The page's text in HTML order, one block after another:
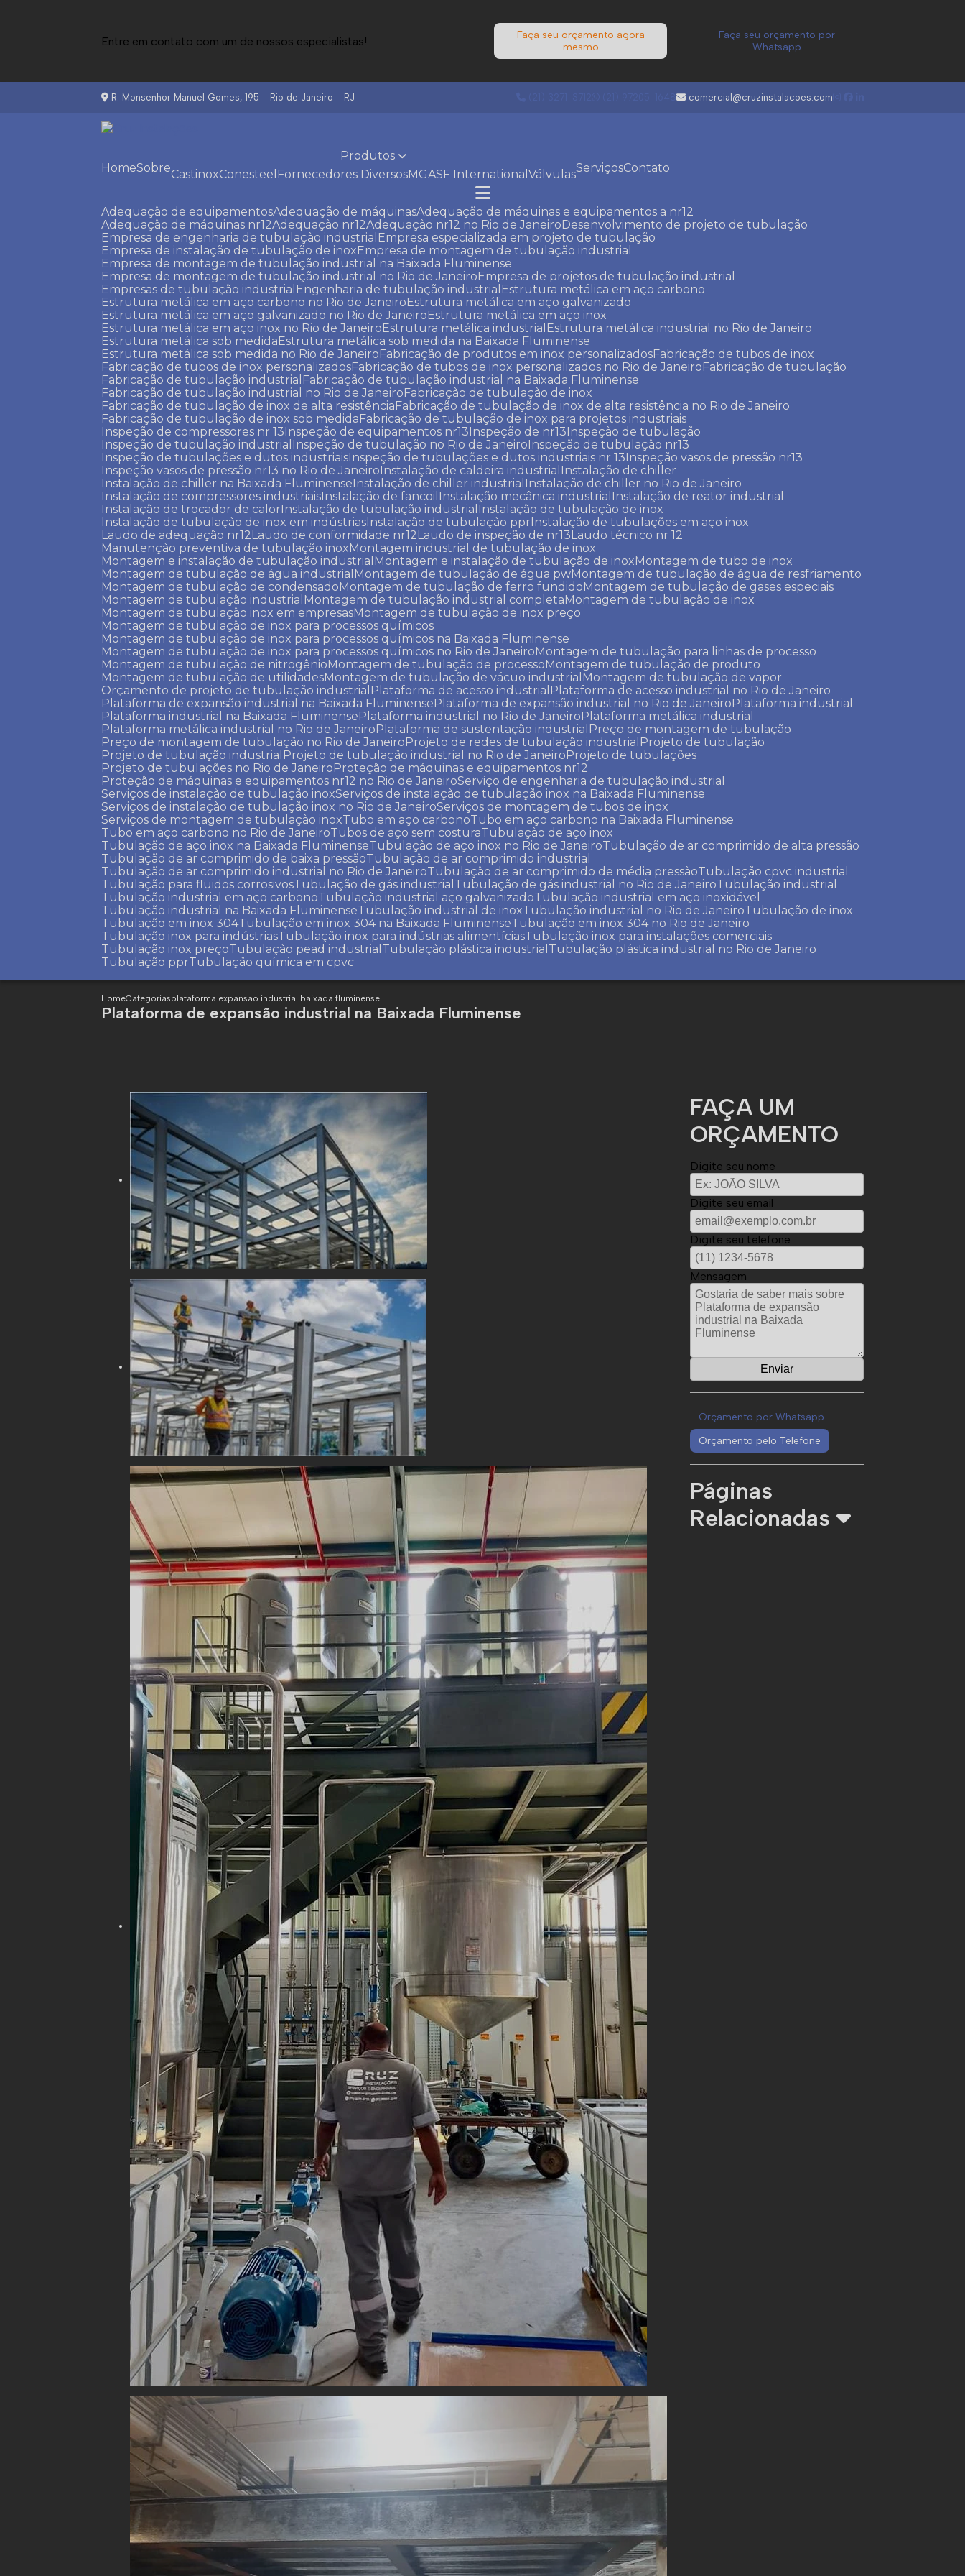
Entre em contato com um de nossos especialistas!
Faça seu orçamento agora
mesmo
Faça seu orçamento por
Whatsapp
R. Monsenhor Manuel Gomes, 195 - Rio de Janeiro - RJ comercial@cruzinstalacoes.com
Home Sobre
Produtos
Castinox
Conesteel Fornecedores Diversos MGA SF International Válvulas Serviços Contato
Adequação de equipamentos Adequação de máquinas Adequação de máquinas e equipamentos a nr12
Adequação de máquinas nr12 Adequação nr12 Adequação nr12 no Rio de Janeiro
Desenvolvimento de projeto de tubulação
Empresa de engenharia de tubulação industrial
Empresa especializada em projeto de tubulação
Empresa de instalação de tubulação de inox
Empresa de montagem de tubulação industrial
Empresa de montagem de tubulação industrial na Baixada Fluminense
Empresa de montagem de tubulação industrial no Rio de Janeiro
Empresa de projetos de tubulação industrial
Empresas de tubulação industrial
Engenharia de tubulação industrial
Estrutura metálica em aço carbono
Estrutura metálica em aço carbono no Rio de Janeiro
Estrutura metálica em aço galvanizado
Estrutura metálica em aço galvanizado no Rio de Janeiro
Estrutura metálica em aço inox
Estrutura metálica em aço inox no Rio de Janeiro
Estrutura metálica industrial
Estrutura metálica industrial no Rio de Janeiro
Estrutura metálica sob medida
Estrutura metálica sob medida na Baixada Fluminense
Estrutura metálica sob medida no Rio de Janeiro
Fabricação de produtos em inox personalizados Fabricação de tubos de inox
Fabricação de tubos de inox personalizados Fabricação de tubos de inox personalizados no Rio de Janeiro
Fabricação de tubulação
Fabricação de tubulação industrial
Fabricação de tubulação industrial na Baixada Fluminense
Fabricação de tubulação industrial no Rio de Janeiro
Fabricação de tubulação de inox
Fabricação de tubulação de inox de alta resistência
Fabricação de tubulação de inox de alta resistência no Rio de Janeiro
Fabricação de tubulação de inox sob medida
Fabricação de tubulação de inox para projetos industriais
Inspeção de compressores nr 13 Inspeção de equipamentos nr13 Inspeção de nr13 Inspeção de tubulação
Inspeção de tubulação industrial
Inspeção de tubulação no Rio de Janeiro Inspeção de tubulação nr13
Inspeção de tubulações e dutos industriais Inspeção de tubulações e dutos industriais nr 13 Inspeção vasos de pressão nr13
Inspeção vasos de pressão nr13 no Rio de Janeiro Instalação de caldeira industrial
Instalação de chiller
Instalação de chiller na Baixada Fluminense Instalação de chiller industrial
Instalação de chiller no Rio de Janeiro
Instalação de compressores industriais Instalação de fancoil Instalação mecânica industrial
Instalação de reator industrial
Instalação de trocador de calor Instalação de tubulação industrial
Instalação de tubulação de inox
Instalação de tubulação de inox em indústrias Instalação de tubulação ppr Instalação de tubulações em aço inox
Laudo de adequação nr12 Laudo de conformidade nr12 Laudo de inspeção de nr13 Laudo técnico nr 12
Manutenção preventiva de tubulação inox
Montagem industrial de tubulação de inox
Montagem e instalação de tubulação industrial
Montagem e instalação de tubulação de inox
Montagem de tubo de inox
Montagem de tubulação de água industrial
Montagem de tubulação de água pw
Montagem de tubulação de água de resfriamento
Montagem de tubulação de condensado
Montagem de tubulação de ferro fundido
Montagem de tubulação de gases especiais
Montagem de tubulação industrial
Montagem de tubulação industrial completa
Montagem de tubulação de inox
Montagem de tubulação inox em empresas
Montagem de tubulação de inox preço
Montagem de tubulação de inox para processos químicos
Montagem de tubulação de inox para processos químicos na Baixada Fluminense
Montagem de tubulação de inox para processos químicos no Rio de Janeiro
Montagem de tubulação para linhas de processo
Montagem de tubulação de nitrogênio
Montagem de tubulação de processo
Montagem de tubulação de produto
Montagem de tubulação de utilidades
Montagem de tubulação de vácuo industrial
Montagem de tubulação de vapor
Orçamento de projeto de tubulação industrial
Plataforma de acesso industrial
Plataforma de acesso industrial no Rio de Janeiro
Plataforma de expansão industrial na Baixada Fluminense
Plataforma de expansão industrial no Rio de Janeiro
Plataforma industrial
Plataforma industrial na Baixada Fluminense
Plataforma industrial no Rio de Janeiro
Plataforma metálica industrial
Plataforma metálica industrial no Rio de Janeiro
Plataforma de sustentação industrial
Preço de montagem de tubulação
Preço de montagem de tubulação no Rio de Janeiro
Projeto de redes de tubulação industrial
Projeto de tubulação
Projeto de tubulação industrial
Projeto de tubulação industrial no Rio de Janeiro
Projeto de tubulações
Projeto de tubulações no Rio de Janeiro
Proteção de máquinas e equipamentos nr12
Proteção de máquinas e equipamentos nr12 no Rio de Janeiro Serviço de engenharia de tubulação industrial
Serviços de instalação de tubulação inox Serviços de instalação de tubulação inox na Baixada Fluminense
Serviços de instalação de tubulação inox no Rio de Janeiro Serviços de montagem de tubos de inox
Serviços de montagem de tubulação inox
Tubo em aço carbono
Tubo em aço carbono na Baixada Fluminense
Tubo em aço carbono no Rio de Janeiro
Tubos de aço sem costura
Tubulação de aço inox
Tubulação de aço inox na Baixada Fluminense
Tubulação de aço inox no Rio de Janeiro
Tubulação de ar comprimido de alta pressão
Tubulação de ar comprimido de baixa pressão
Tubulação de ar comprimido industrial
Tubulação de ar comprimido industrial no Rio de Janeiro
Tubulação de ar comprimido de média pressão
Tubulação cpvc industrial
Tubulação para fluidos corrosivos
Tubulação de gás industrial Tubulação de gás industrial no Rio de Janeiro
Tubulação industrial
Tubulação industrial em aço carbono
Tubulação industrial aço galvanizado
Tubulação industrial em aço inoxidável
Tubulação industrial na Baixada Fluminense
Tubulação industrial de inox Tubulação industrial no Rio de Janeiro
Tubulação de inox
Tubulação em inox 304
Tubulação em inox 304 na Baixada Fluminense
Tubulação em inox 304 no Rio de Janeiro
Tubulação inox para indústrias
Tubulação inox para indústrias alimentícias
Tubulação inox para instalações comerciais
Tubulação inox preço
Tubulação pead industrial Tubulação plástica industrial
Tubulação plástica industrial no Rio de Janeiro
Tubulação ppr
Tubulação química em cpvc
HomeCategoriasplataforma expansao industrial baixada fluminense
Plataforma de expansão industrial na Baixada Fluminense
FAÇA UM
ORÇAMENTO
Digite seu nome
Digite seu email
Digite seu telefone
Mensagem
Orçamento por Whatsapp
Orçamento pelo Telefone
Páginas
Relacionadas